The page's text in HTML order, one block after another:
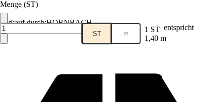
Verkauf durch:HORNBACH
Menge (ST)
ST m 1 ST entspricht
1,40 m